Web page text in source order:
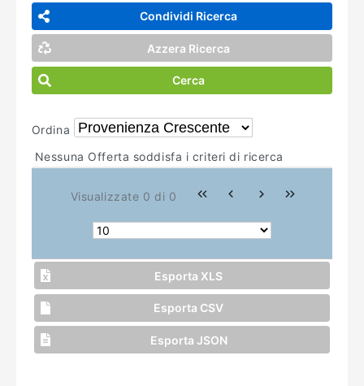
Condividi Ricerca
Azzera Ricerca
Cerca
Ordina
Nessuna Offerta soddisfa i criteri di ricerca
Visualizzate 0 di 0
Esporta XLS
Esporta CSV
Esporta JSON